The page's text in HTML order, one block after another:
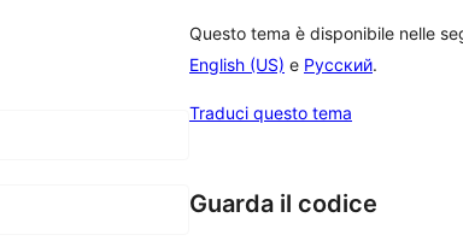
Questo tema è disponibile nelle
English (US) e Русский.
Traduci questo tema
Guarda il codice